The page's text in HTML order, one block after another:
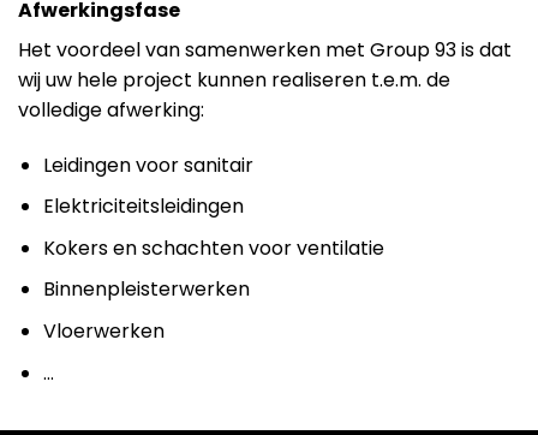
Afwerkingsfase
Het voordeel van samenwerken met Group 93 is dat
wij uw hele project kunnen realiseren t.e.m. de
volledige afwerking:
Leidingen voor sanitair
Elektriciteitsleidingen
Kokers en schachten voor ventilatie
Binnenpleisterwerken
Vloerwerken
…